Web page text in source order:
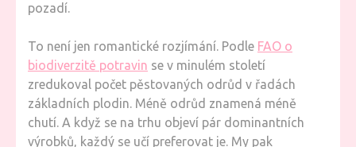
pozadí.
To není jen romantické rozjímání. Podle FAO o
biodiverzitě potravin se v minulém století
zredukoval počet pěstovaných odrůd v řadách
základních plodin. Méně odrůd znamená méně
chutí. A když se na trhu objeví pár dominantních
výrobků, každý se učí preferovat je. My pak